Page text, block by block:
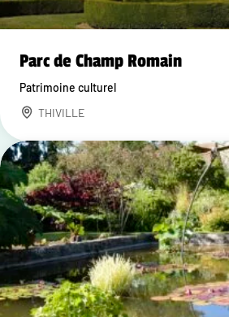
Parc de Champ Romain
Patrimoine culturel
THIVILLE